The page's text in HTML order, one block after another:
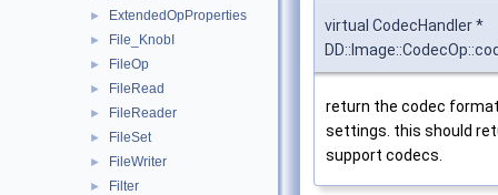
► ExtendedOpProperties
► File_KnobI
► FileOp
► FileRead
► FileReader
► FileSet
► FileWriter
►
Filter
virtual CodecHandler *
return the codec
settings. this should
support codecs.